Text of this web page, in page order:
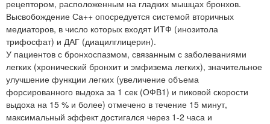
рецептором, расположенным на гладких мышцах бронхов.
Высвобождение Са++ опосредуется системой вторичных
медиаторов, в число которых входят ИТФ (инозитола
трифосфат) и ДАГ (диацилглицерин).
У пациентов с бронхоспазмом, связанным с заболеваниями
легких (хронический бронхит и эмфизема легких), значительное
улучшение функции легких (увеличение объема
форсированного выдоха за 1 сек (ОФВ1) и пиковой скорости
выдоха на 15 % и более) отмечено в течение 15 минут,
максимальный эффект достигался через 1-2 часа и